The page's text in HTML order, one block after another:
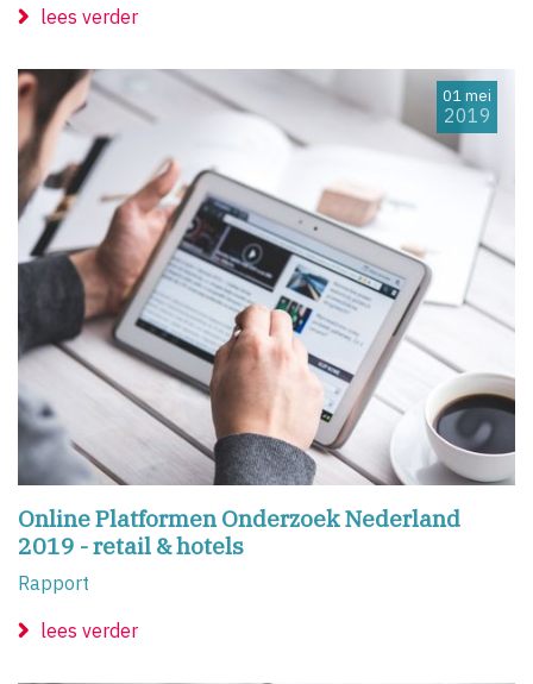
lees verder
Online Platformen Onderzoek Nederland
2019 - retail & hotels
Rapport
01 mei
2019
lees verder